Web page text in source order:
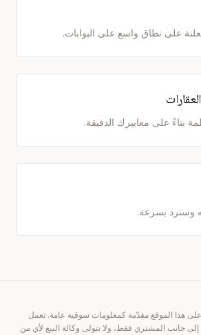
على نطاق واسع على البوابات.
بناءً على معاييرك الدقيقة.
وسنرد بسرعة.
على هذا الموقع مقدّمة كمعلومات سوقية عامة. تعمل
Prime Legacy Homes إلى جانب المشتري فقط، ولا تتولى وكالة البيع لأي من